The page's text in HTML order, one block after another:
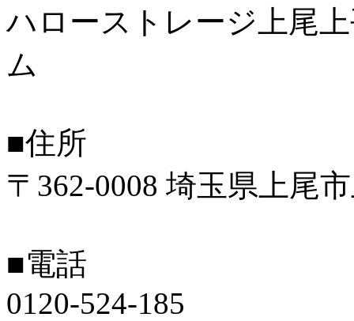
ハローストレージ上尾
ム
■住所
〒362-0008 埼玉県上
■電話
0120-524-185